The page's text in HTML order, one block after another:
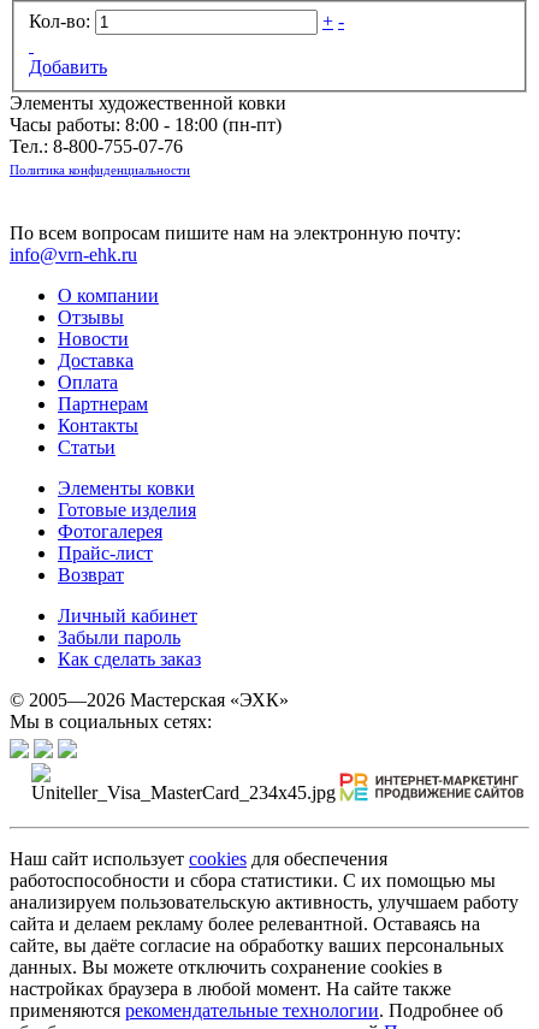
Кол-во: + -
Добавить
Элементы художественной ковки
Часы работы: 8:00 - 18:00 (пн-пт)
Тел.: 8-800-755-07-76
Политика конфиденциальности
По всем вопросам пишите нам на электронную почту:
info@vrn-ehk.ru
О компании
Отзывы
Новости
Доставка
Оплата
Партнерам
Контакты
Статьи
Элементы ковки
Готовые изделия
Фотогалерея
Прайс-лист
Возврат
Личный кабинет
Забыли пароль
Как сделать заказ
© 2005—2026 Мастерская «ЭХК»
Мы в социальных сетях:
Наш сайт использует cookies для обеспечения
работоспособности и сбора статистики. С их помощью мы
анализируем пользовательскую активность, улучшаем работу
сайта и делаем рекламу более релевантной. Оставаясь на
сайте, вы даёте согласие на обработку ваших персональных
данных. Вы можете отключить сохранение cookies в
настройках браузера в любой момент. На сайте также
применяются рекомендательные технологии. Подробнее об